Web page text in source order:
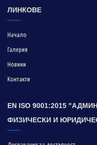
ЛИНКОВЕ
Начало
Галерия
Новини
Контакти
EN ISO 9001:2015
ФИЗИЧЕСКИ И